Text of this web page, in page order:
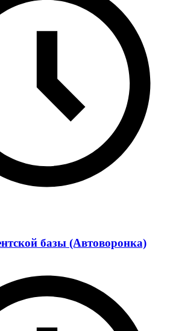
базы (Автоворонка)